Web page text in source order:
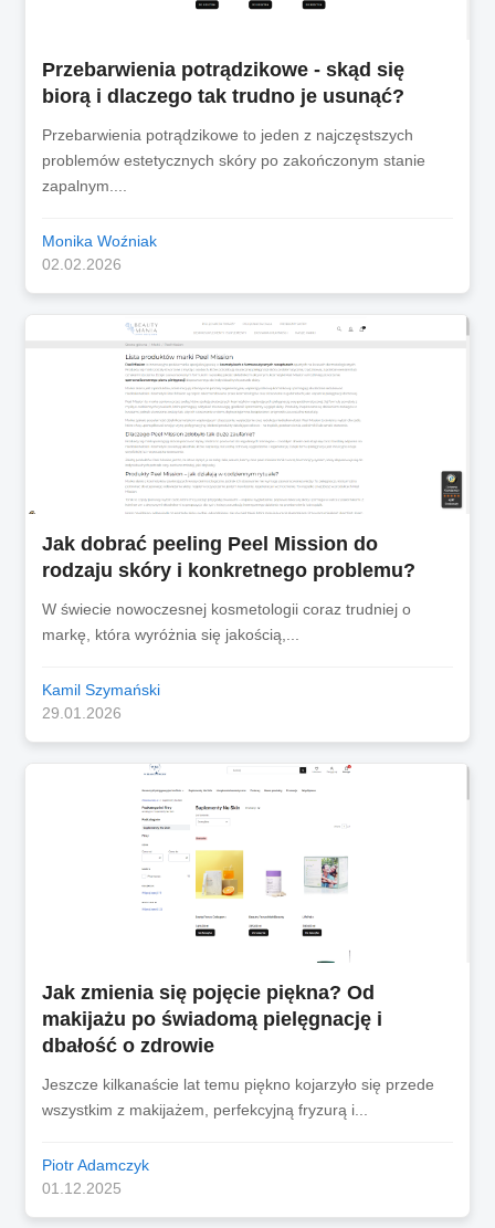
Przebarwienia potrądzikowe - skąd się
biorą i dlaczego tak trudno je usunąć?
Przebarwienia potrądzikowe to jeden z najczęstszych
problemów estetycznych skóry po zakończonym stanie
zapalnym....
Monika Woźniak
02.02.2026
Jak dobrać peeling Peel Mission do
rodzaju skóry i konkretnego problemu?
W świecie nowoczesnej kosmetologii coraz trudniej o
markę, która wyróżnia się jakością,...
Kamil Szymański
29.01.2026
Jak zmienia się pojęcie piękna? Od
makijażu po świadomą pielęgnację i
dbałość o zdrowie
Jeszcze kilkanaście lat temu piękno kojarzyło się przede
wszystkim z makijażem, perfekcyjną fryzurą i...
Piotr Adamczyk
01.12.2025